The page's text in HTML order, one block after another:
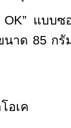
แบบซอ
นาด 85 ก
อเค